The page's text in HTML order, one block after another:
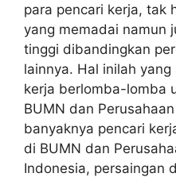
para pencari kerja, tak
yang memadai namun
tinggi dibandingkan
lainnya. Hal inilah
kerja berlomba-lomba
BUMN dan
banyaknya pencari
di BUMN dan
Indonesia, persaingan